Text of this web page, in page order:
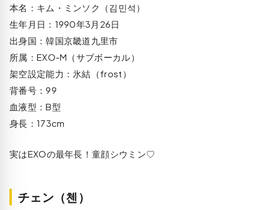
本名：キム・ミンソク（김민석）
生年月日：1990年3月26日
出身国：韓国京畿道九里市
所属：EXO-M（サブボーカル）
架空設定能力：氷結（frost）
背番号：99
血液型：B型
身長：173cm
実はEXOの最年長！童顔シウミン♡
チェン（첸）